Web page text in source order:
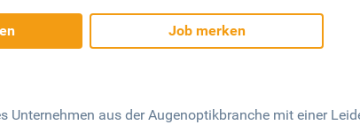
Job merken
Unternehmen aus der Augenoptikbranche mit einer